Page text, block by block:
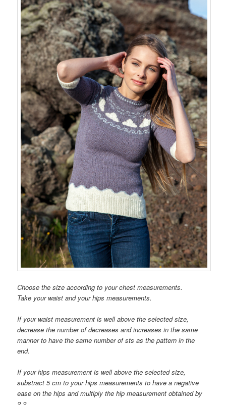
Choose the size according to your chest measurements.
Take your waist and your hips measurements.
If your waist measurement is well above the selected size,
decrease the number of decreases and increases in the same
manner to have the same number of sts as the pattern in the
end.
If your hips measurement is well above the selected size,
substract 5 cm to your hips measurements to have a negative
ease on the hips and multiply the hip measurement obtained by